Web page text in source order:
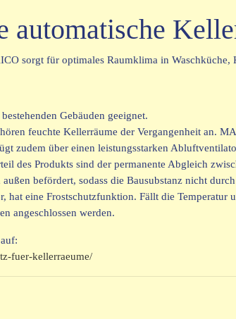
sorgt für optimales Raumklima in Waschküche,
Gebäuden geeignet.
feuchte Kellerräume der Vergangenheit an.
zudem über einen leistungsstarken
des Produkts sind der permanente Abgleich
befördert, sodass die Bausubstanz nicht
hat eine Frostschutzfunktion. Fällt die Temperatur
angeschlossen werden.
fuer-kellerraeume/